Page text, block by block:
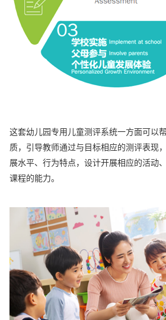
这套幼儿园专用儿童测评系统一方面可以
质，引导教师通过与目标相应的测评表现
展水平、行为特点，设计开展相应的活动
课程的能力。